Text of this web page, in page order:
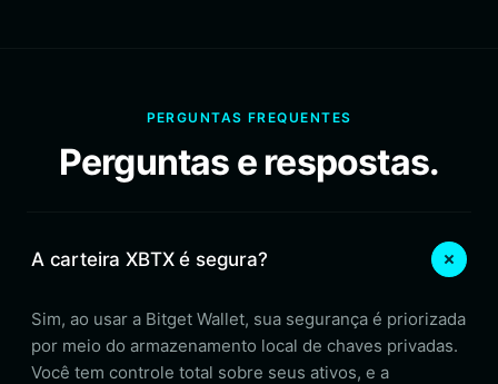
PERGUNTAS FREQUENTES
Perguntas e respostas.
A carteira XBTX é segura?
Sim, ao usar a Bitget Wallet, sua segurança é priorizada
por meio do armazenamento local de chaves privadas.
Você tem controle total sobre seus ativos, e a